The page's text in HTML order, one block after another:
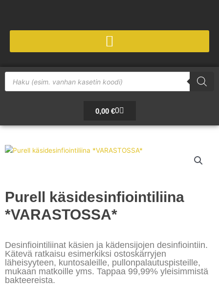
Products
search
0,00 €0
Cart
Purell käsidesinfiointiliina
*VARASTOSSA*
Desinfiointiliinat käsien ja kädensijojen desinfiointiin.
Kätevä ratkaisu esimerkiksi ostoskärryjen
läheisyyteen, kuntosaleille, pullonpalautuspisteille,
mukaan matkoille yms. Tappaa 99,99% yleisimmistä
bakteereista.